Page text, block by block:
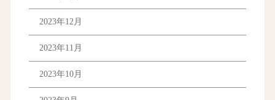
2023年12月
2023年11月
2023年10月